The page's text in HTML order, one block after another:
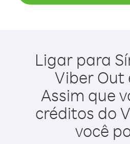
Ligar para
Viber Out
Assim que
créditos do
você